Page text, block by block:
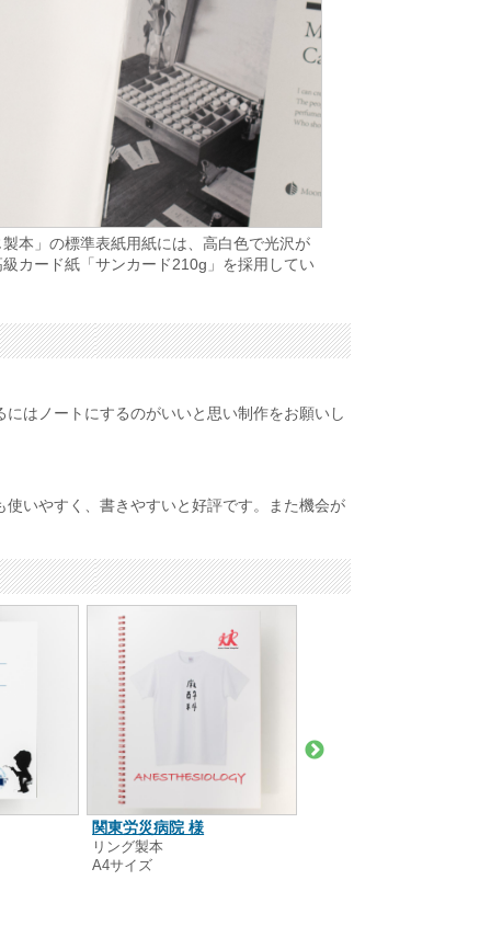
本」の標準表紙用紙には、高白色で光沢が
カード紙「サンカード210g」を採用してい
はノートにするのがいいと思い制作をお願いし
いやすく、書きやすいと好評です。また機会が
関東労災病院 様
リング製本
A4サイズ